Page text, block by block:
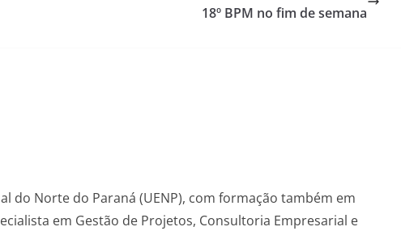
18º BPM no fim de semana
do Norte do Paraná (UENP), com formação também em
em Gestão de Projetos, Consultoria Empresarial e